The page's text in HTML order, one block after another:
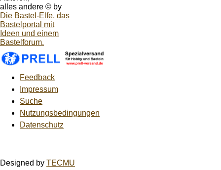
alles andere © by
Die Bastel-Elfe, das
Bastelportal mit
Ideen und einem
Bastelforum.
Feedback
Impressum
Suche
Nutzungsbedingungen
Datenschutz
Designed by TECMU